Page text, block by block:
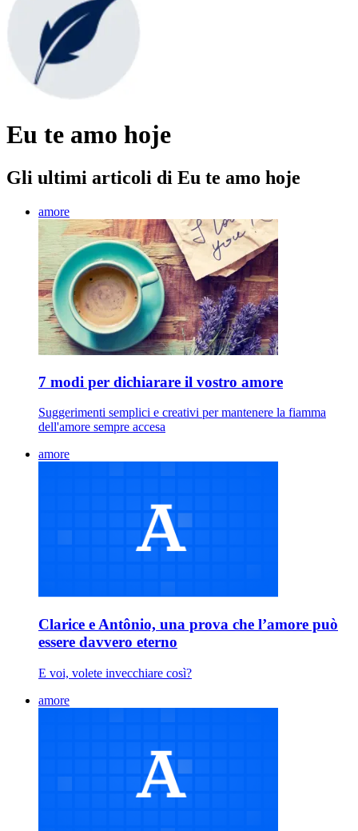
Eu te amo hoje
Gli ultimi articoli di Eu te amo hoje
amore
7 modi per dichiarare il vostro amore
Suggerimenti semplici e creativi per mantenere la fiamma
dell'amore sempre accesa
amore
Clarice e Antônio, una prova che l’amore può
essere davvero eterno
E voi, volete invecchiare così?
amore